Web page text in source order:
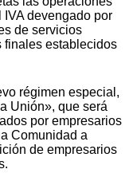
devengado por
de servicios
finales establecidos
régimen especial,
Unión», que será
por empresarios
Comunidad a
de empresarios